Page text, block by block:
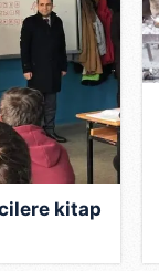
kitap